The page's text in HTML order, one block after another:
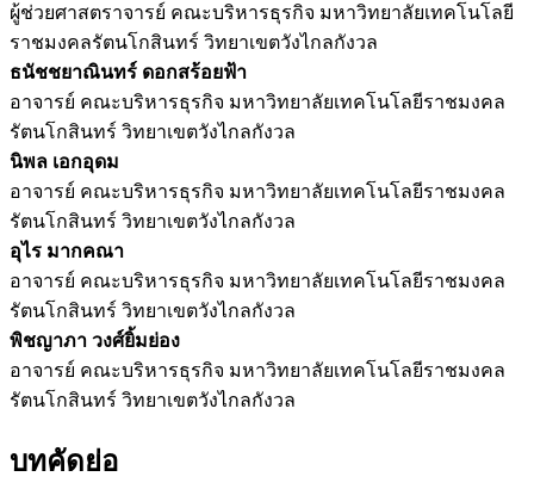
ผู้ช่วยศาสตราจารย์ คณะบริหารธุรกิจ มหาวิทยาลัยเทคโนโลยี
ราชมงคลรัตนโกสินทร์ วิทยาเขตวังไกลกังวล
ธนัชชยาณินทร์ ดอกสร้อยฟ้า
อาจารย์ คณะบริหารธุรกิจ มหาวิทยาลัยเทคโนโลยีราชมงคล
รัตนโกสินทร์ วิทยาเขตวังไกลกังวล
นิพล เอกอุดม
อาจารย์ คณะบริหารธุรกิจ มหาวิทยาลัยเทคโนโลยีราชมงคล
รัตนโกสินทร์ วิทยาเขตวังไกลกังวล
อุไร มากคณา
อาจารย์ คณะบริหารธุรกิจ มหาวิทยาลัยเทคโนโลยีราชมงคล
รัตนโกสินทร์ วิทยาเขตวังไกลกังวล
พิชญาภา วงศ์ยิ้มย่อง
อาจารย์ คณะบริหารธุรกิจ มหาวิทยาลัยเทคโนโลยีราชมงคล
รัตนโกสินทร์ วิทยาเขตวังไกลกังวล
บทคัดย่อ